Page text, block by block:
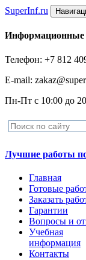
SuperInf.ru
Информационные
Телефон: +7 812
E-mail:
Пн-Пт с 10:00 до
Лучшие работы по
Главная
Готовые
Заказать
Гарантии
Вопросы и
Учебная
информация
Контакты